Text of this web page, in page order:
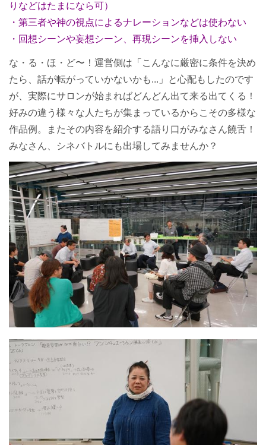
りなどはたまになら可）
・第三者や神の視点によるナレーションなどは使わない
・回想シーンや妄想シーン、再現シーンを挿入しない
な・る・ほ・ど〜！運営側は「こんなに厳密に条件を決め
たら、話が転がっていかないかも...」と心配もしたのです
が、実際にサロンが始まればどんどん出て来る出てくる！
好みの違う様々な人たちが集まっているからこその多様な
作品例。またその内容を紹介する語り口がみなさん饒舌！
みなさん、シネバトルにも出場してみませんか？